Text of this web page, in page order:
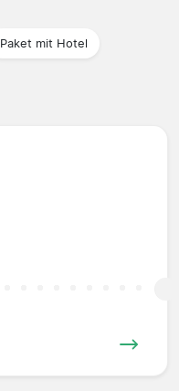
Paket mit Hotel